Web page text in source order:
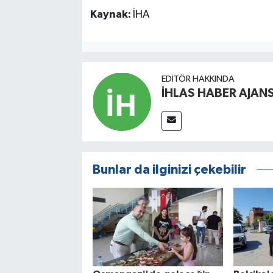
Kaynak: İHA
EDITÖR HAKKINDA
İHLAS HABER
Bunlar da ilginizi çekebilir